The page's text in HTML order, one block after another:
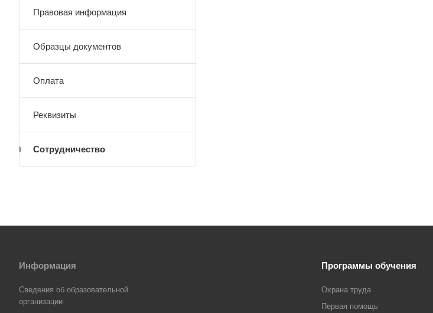
Правовая информация
Образцы документов
Оплата
Реквизиты
Сотрудничество
Информация
Сведения об образовательной
организации
Программы обучения
Охрана труда
Первая помощь